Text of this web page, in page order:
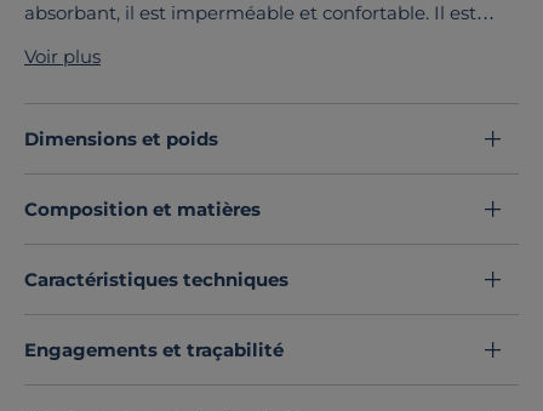
absorbant, il est imperméable et confortable. Il est
respirant.
Découvrez toute notre sélection :Protèges oreillers
Voir plus
Dimensions et poids
Composition et matières
Caractéristiques techniques
Engagements et traçabilité